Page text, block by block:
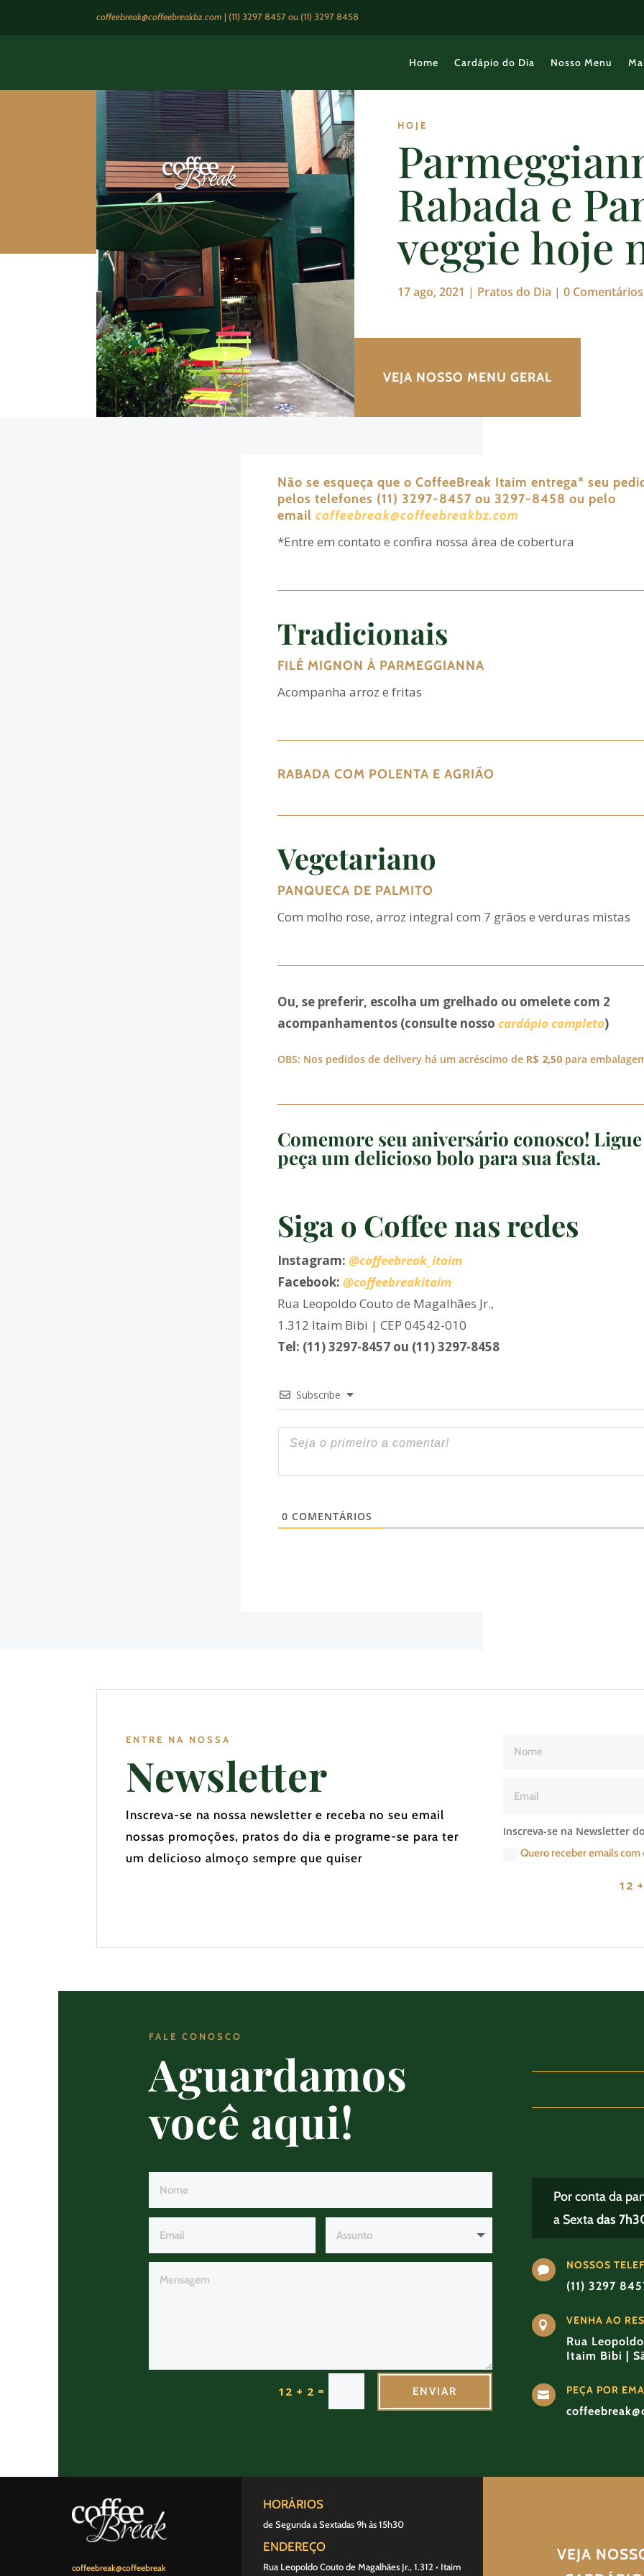
coffeebreak@coffeebreakbz.com | (11) 3297 8457ou (11) 3297 8458
Home Cardápio do Dia Nosso Menu
HOJE
Rabada e
veggie hoje
17 ago, 2021 | Pratos do Dia | 0 Comentários
VEJA NOSSO MENU GERAL
Não se esqueça que o CoffeeBreak Itaim entrega* seu
pelos telefones (11) 3297-8457 ou 3297-8458 ou pelo
email coffeebreak@coffeebreakbz.com
*Entre em contato e confira nossa área de cobertura
Tradicionais
FILÉ MIGNON À PARMEGGIANNA
Acompanha arroz e fritas
RABADA COM POLENTA E AGRIÃO
Vegetariano
PANQUECA DE PALMITO
Com molho rose, arroz integral com 7 grãos e verduras mistas
Ou, se preferir, escolha um grelhado ou omelete com 2
acompanhamentos (consulte nosso cardápio completo)
OBS: Nos pedidos de delivery há um acréscimo de R$ 2,50 para
Comemore seu aniversário conosco!
peça um delicioso bolo para sua festa.
Siga o Coffee nas redes
Instagram: @coffeebreak_itaim
Facebook: @coffeebreakitaim
Rua Leopoldo Couto de Magalhães Jr.,
1.312 Itaim Bibi | CEP 04542-010
Tel: (11) 3297-8457 ou (11) 3297-8458
Subscribe
0 COMENTÁRIOS
ENTRE NA NOSSA
Newsletter
Inscreva-se na nossa newsletter e receba no seu email
nossas promoções, pratos do dia e programe-se para ter
um delicioso almoço sempre que quiser
Inscreva-se na Newsletter
Quero receber emails
12
FALE CONOSCO
Aguardamos
você aqui!
12 + 2 = ENVIAR
Por conta da
a Sextadas
 NOSSOS
(11) 3297
 VENHA AO
Rua
Itaim Bibi |
 PEÇA POR
coffeebreak@coffeebreak
HORÁRIOS
de Segunda a Sextadas 9h às 15h30
ENDEREÇO
Rua Leopoldo Couto de Magalhães Jr., 1.312 • Itaim
VEJA